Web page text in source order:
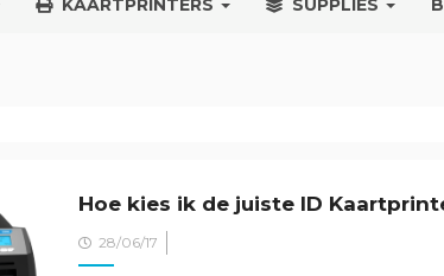
KAARTPRINTERS SUPPLIES
Hoe kies ik de juiste ID
Posted
on
28/06/17